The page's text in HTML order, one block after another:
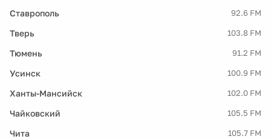
Ставрополь 92.6 FM
Тверь 103.8 FM
Тюмень 91.2 FM
Усинск 100.9 FM
Ханты-Мансийск 102.0 FM
Чайковский 105.5 FM
Чита 105.7 FM